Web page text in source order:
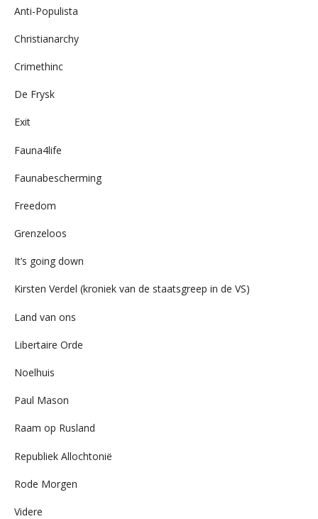
Anti-Populista
Christianarchy
Crimethinc
De Frysk
Exit
Fauna4life
Faunabescherming
Freedom
Grenzeloos
It’s going down
Kirsten Verdel (kroniek van de staatsgreep in de VS)
Land van ons
Libertaire Orde
Noelhuis
Paul Mason
Raam op Rusland
Republiek Allochtonië
Rode Morgen
Videre